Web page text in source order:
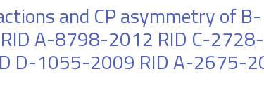
and CP asymmetry of
A-8798-2012 RID C-
D-1055-2009 RID A-2675-